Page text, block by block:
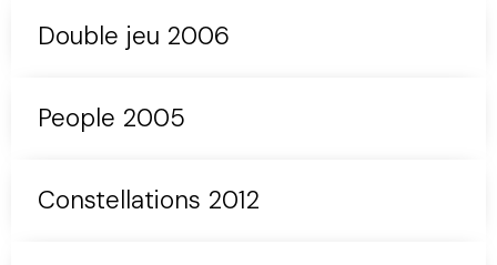
Double jeu 2006
People 2005
Constellations 2012